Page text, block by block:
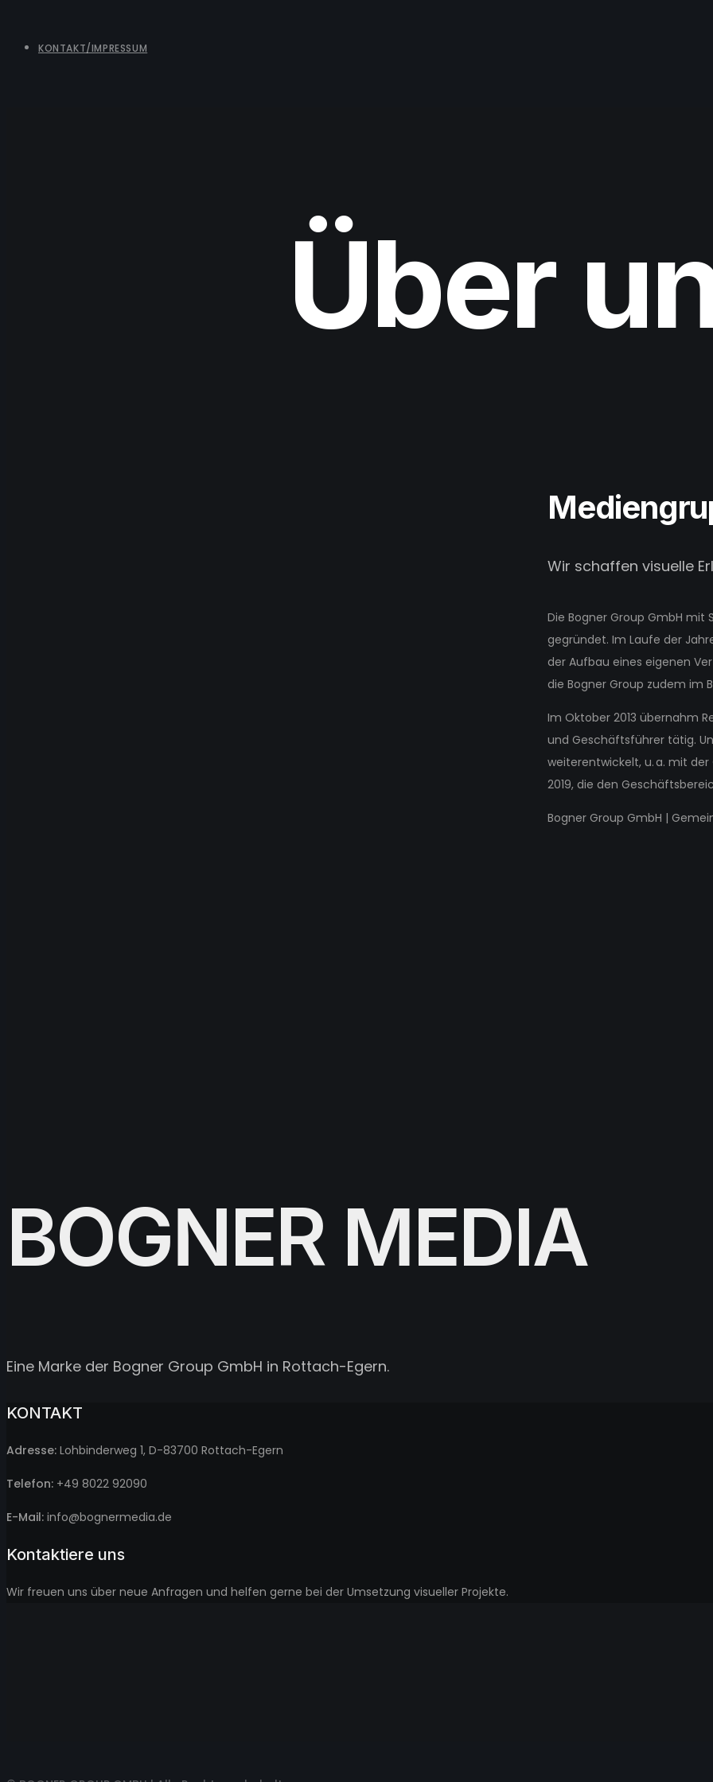
KONTAKT/IMPRESSUM
Über
Wir schaffen visuelle
Die Bogner Group GmbH mit
gegründet. Im Laufe der
der Aufbau eines eigenen
die Bogner Group zudem im
Im Oktober 2013 übernahm
und Geschäftsführer tätig.
weiterentwickelt, u. a. mit
2019, die den
Bogner Group GmbH |
BOGNER MEDIA
Eine Marke der Bogner Group GmbH in Rottach-Egern.
KONTAKT
Adresse: Lohbinderweg 1, D-83700 Rottach-Egern
Telefon: +49 8022 92090
E-Mail: info@bognermedia.de
Kontaktiere uns
Wir freuen uns über neue Anfragen und helfen gerne bei der Umsetzung visueller Projekte.